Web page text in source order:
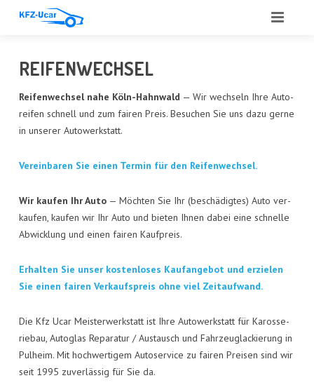
LEIS­TUN­GEN
GUT­ACH­TEN
REFE­REN­ZEN
KON­TAKT
VISI­TEN­KAR­TE
REI­FEN­WECH­SEL
Rei­fen­wech­sel nahe Köln-Hahn­wald — Wir wech­seln Ihre Auto­
rei­fen schnell und zum fai­ren Preis. Besu­chen Sie uns dazu ger­ne
in unse­rer Autowerkstatt.
Ver­ein­ba­ren Sie einen Ter­min für den Reifenwechsel.
Wir kau­fen Ihr Auto— Möch­ten Sie Ihr (beschä­dig­tes) Auto ver­
kau­fen, kau­fen wir Ihr Auto und bie­ten Ihnen dabei eine schnel­le
Abwick­lung und einen fai­ren Kaufpreis.
Erhal­ten Sie unser kos­ten­lo­ses Kauf­an­ge­bot und erzie­len
Sie einen fai­ren Ver­kaufs­preis ohne viel Zeitaufwand.
Die Kfz Ucar Meis­ter­werk­statt ist Ihre Auto­werk­statt für Karos­se­
rie­bau, Auto­glas Repa­ra­tur / Aus­tausch und Fahr­zeug­la­ckie­rung in
Pul­heim. Mit hoch­wer­ti­gem Auto­ser­vice zu fai­ren Prei­sen sind wir
seit 1995 zuver­läs­sig für Sie da.